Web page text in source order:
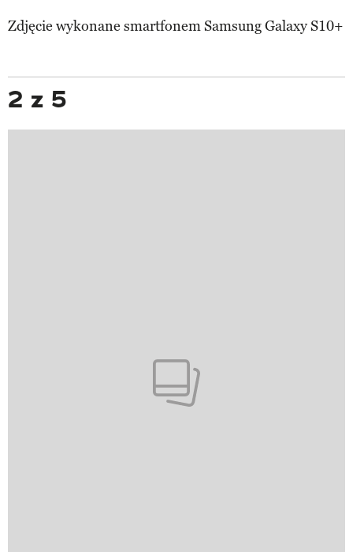
Zdjęcie wykonane smartfonem Samsung Galaxy S10+
2 z 5